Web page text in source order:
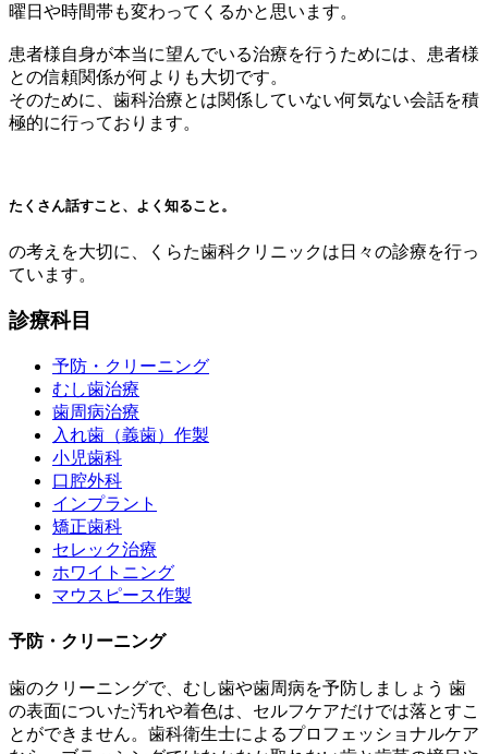
曜日や時間帯も変わってくるかと思います。
患者様自身が本当に望んでいる治療を行うためには、 患者様
との信頼関係が何よりも大切です。
そのために、歯科治療とは関係していない何気ない会話を積
極的に行っております。
たくさん話すこと、よく知ること。
の考えを大切に、くらた歯科クリニックは日々の診療を行っ
ています。
診療科目
予防・クリーニング
むし歯治療
歯周病治療
入れ歯（義歯）作製
小児歯科
口腔外科
インプラント
矯正歯科
セレック治療
ホワイトニング
マウスピース作製
予防・クリーニング
歯のクリーニングで、むし歯や歯周病を予防しましょう
の表面についた汚れや着色は、セルフケアだけでは落とすこ
とができません。歯科衛生士によるプロフェッショナルケア